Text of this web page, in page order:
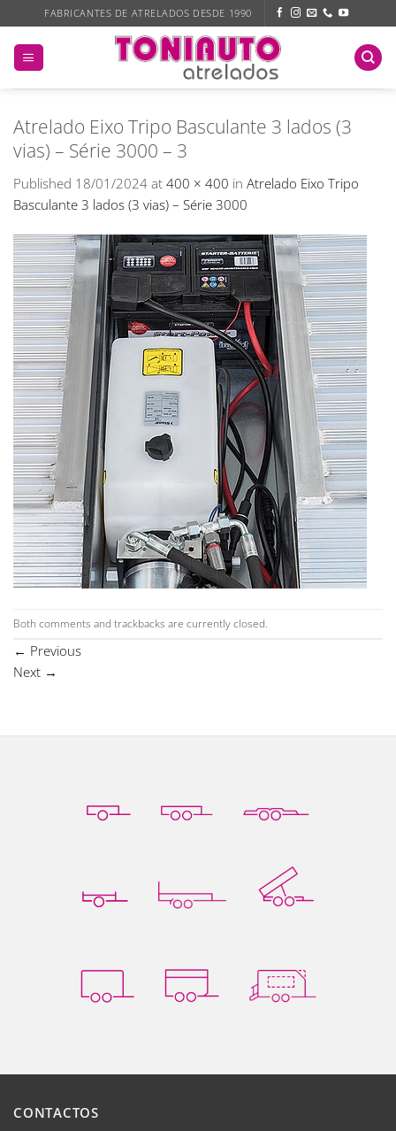
to
content
FABRICANTES DE ATRELADOS DESDE 1990
Atrelado Eixo Tripo Basculante 3 lados (3
vias) – Série 3000 – 3
Published 18/01/2024 at 400 × 400 in Atrelado Eixo Tripo
Basculante 3 lados (3 vias) – Série 3000
Both comments and trackbacks are currently closed.
← Previous
Next →
CONTACTOS